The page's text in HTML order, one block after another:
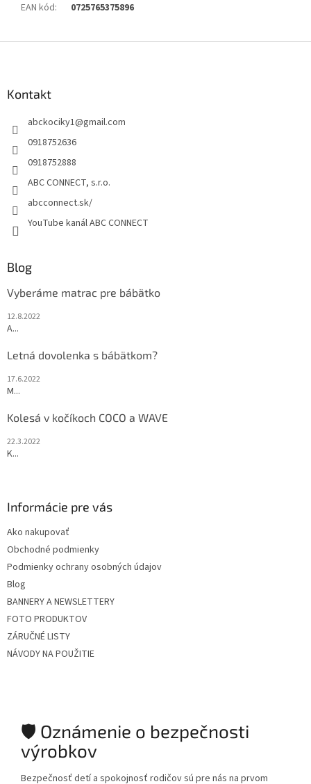
EAN kód: 0725765375896
Kontakt
abckociky1@gmail.com
0918752636
0918752888
ABC CONNECT, s.r.o.
abcconnect.sk/
YouTube kanál ABC CONNECT
Blog
Vyberáme matrac pre bábätko
12.8.2022
A...
Letná dovolenka s bábätkom?
17.6.2022
M...
Kolesá v kočíkoch COCO a WAVE
22.3.2022
K...
Informácie pre vás
Ako nakupovať
Obchodné podmienky
Podmienky ochrany osobných údajov
Blog
BANNERY A NEWSLETTERY
FOTO PRODUKTOV
ZÁRUČNÉ LISTY
NÁVODY NA POUŽITIE
🛡️ Oznámenie o bezpečnosti
výrobkov
Bezpečnosť detí a spokojnosť rodičov sú pre nás na prvom